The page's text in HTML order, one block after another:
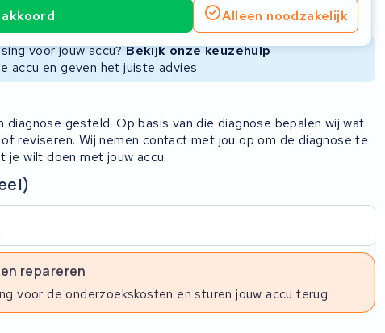
Alleen noodzakelijk
Niet beschikbaar
voor jouw accu?Bekijk onze keuzehulp
accu en geven het juiste advies
gesteld. Op basis van die diagnose bepalen wij wat
reviseren. Wij nemen contact met jou op om de diagnose te
je wilt doen met jouw accu.
repareren
voor de onderzoekskosten en sturen jouw accu terug.